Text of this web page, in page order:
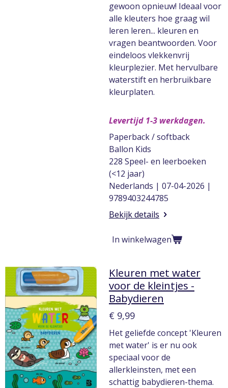
gewoon opnieuw! Ideaal voor
alle kleuters hoe graag wil
leren leren... kleuren en
vragen beantwoorden. Voor
eindeloos vlekkenvrij
kleurplezier. Met hervulbare
waterstift en herbruikbare
kleurplaten.
Levertijd 1-3 werkdagen.
Paperback / softback
Ballon Kids
228 Speel- en leerboeken
(<12 jaar)
Nederlands | 07-04-2026 |
9789403244785
Bekijk details
In winkelwagen
Kleuren met water
voor de kleintjes -
Babydieren
€ 9,99
Het geliefde concept 'Kleuren
met water' is er nu ook
speciaal voor de
allerkleinsten, met een
schattig babydieren-thema.